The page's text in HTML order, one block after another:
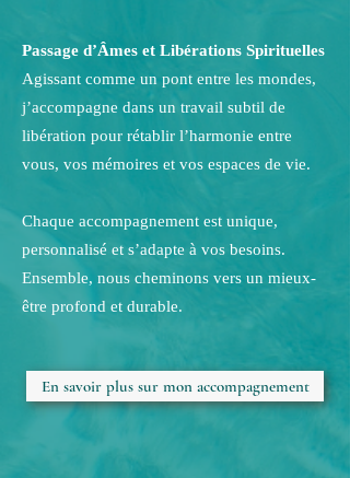
Passage d’Âmes et Libérations Spirituelles
Agissant comme un pont entre les mondes,
j’accompagne dans un travail subtil de
libération pour rétablir l’harmonie entre
vous, vos mémoires et vos espaces de vie.
Chaque accompagnement est unique,
personnalisé et s’adapte à vos besoins.
Ensemble, nous cheminons vers un mieux-
être profond et durable.
En savoir plus sur mon accompagnement